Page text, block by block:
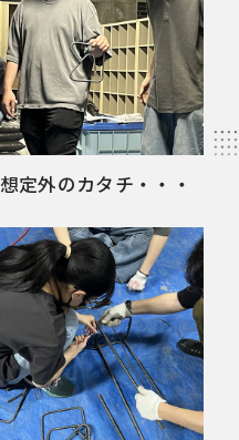
想定外のカタチ・・・